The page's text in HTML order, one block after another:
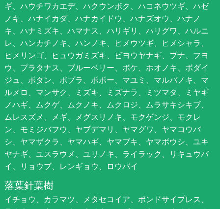
ギ、ハウチワカエデ、ハクウンボク、ハコネウツギ、ハゼ
ノキ、ハナイカダ、ハナカイドウ、ハナズオウ、ハナノ
キ、ハナミズキ、ハマナス、ハリギリ、ハリグワ、ハルニ
レ、ハンカチノキ、ハンノキ、ヒメウツギ、ヒメシャラ、
ヒメリンゴ、ヒュウガミズキ、ビヨウヤナギ、ブナ、フヨ
ウ、プラタナス、ブルーベリー、ボケ、ホオノキ、ボダイ
ジュ、ボタン、ポプラ、ポポー、マユミ、マルバノキ、マ
ルメロ、マンサク、ミズキ、ミズナラ、ミツマタ、ミヤギ
ノハギ、ムクゲ、ムクノキ、ムクロジ、ムラサキシキブ、
ムレスズメ、メギ、メグスリノキ、モクゲンジ、モクレ
ン、モミジバフウ、ヤブデマリ、ヤマグワ、ヤマコウバ
シ、ヤマザクラ、ヤマハギ、ヤマブキ、ヤマボウシ、ユキ
ヤナギ、ユスラウメ、ユリノキ、ライラック、リキュウバ
イ、リョウブ、レンギョウ、ロウバイ
落葉針葉樹
イチョウ、カラマツ、メタセコイア、ポンドサイプレス、